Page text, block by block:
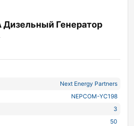
Дизельный Генератор
Next Energy Partners
NEPCOM-YC198
3
50